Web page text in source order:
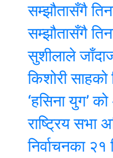
सम्झौतासँगै तिनाउ
सम्झौतासँगै तिनाउ
सुशीलाले जाँदाजाँदै
किशोरी साहको
‘हसिना युग’ को
राष्ट्रिय सभा
निर्वाचनका २१ दिन